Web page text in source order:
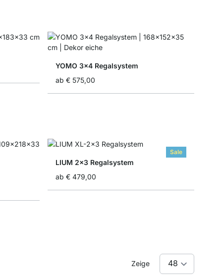
YOMO 3x4 Regalsystem
ab € 575,00
Sale
LIUM 2x3 Regalsystem
ab € 479,00
Zeige